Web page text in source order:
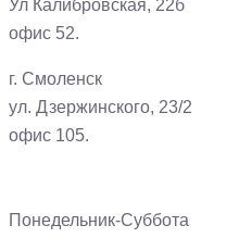
Ул Калибровская, 22б
офис 52.
г. Смоленск
ул. Дзержинского, 23/2
офис 105.
Понедельник-Суббота